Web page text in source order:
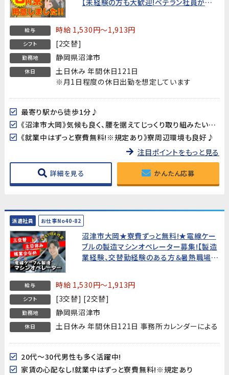
給与 時給 1,530円～1,913円
シフト [2交替]
勤務地 静岡県沼津市
休日
土日休み 年間休日121日
※月1日程度の休日出勤を想定しています
最寄り駅から徒歩1分♪
《沼津市大岡》気候も良く、腰を据えてじっくり取り組みたい方にオススメです!
《就業中はずっと寮費無料!※規定あり》寮周辺環境も良好♪
注目ポイントをもっと見る
詳細を見る かんたん応募
派遣社員 お仕事No40-82
沼津市大岡★寮費ずっと無料!★電線ケー
ブルの製造マシンオペレーター募集!【製造
業経験、交替勤経験のある方＆暑熱職場
給与 時給 1,530円～1,913円
シフト [3交替] [2交替]
勤務地 静岡県沼津市
休日 土日休み 年間休日121日 事務所カレンダーによる
20代～30代男性も多く活躍中!
家賃の心配なし!就業中はずっと寮費無料!※規定あり